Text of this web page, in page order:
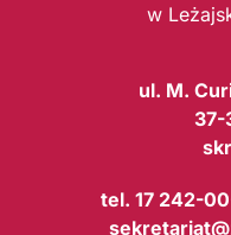
w
ul. M.
37-
tel. 17 242-